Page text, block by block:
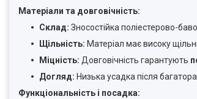
Матеріали та довговічність:
Склад: Зносостійка поліестерово-
Щільність: Матеріал має високу
Міцність: Довговічність гарантують
Догляд: Низька усадка після
Функціональність і посадка: